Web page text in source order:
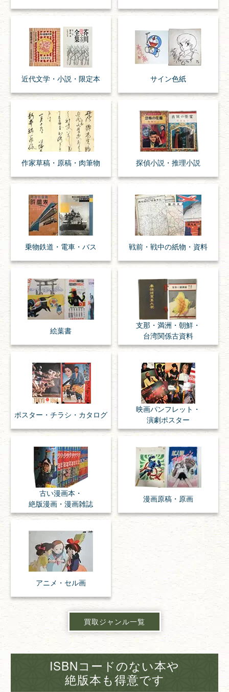
近代文学・ 小説・限定本 サイン色紙
作家草稿・原稿・ 肉筆物 探偵小説・ 推理小説
乗物鉄道・ 電車・ バス 戦前・戦中の紙物・資料
絵葉書
支那・満洲・朝鮮・
台湾関係古資料
ポスター・チラシ・ カタログ
映画パンフレット・
演劇ポスター
古い漫画本・
絶版漫画・漫画雑誌
漫画原稿・ 原画
アニメ・ セル画
買取ジャンル一覧
ISBNコードのない本や
絶版本も得意です